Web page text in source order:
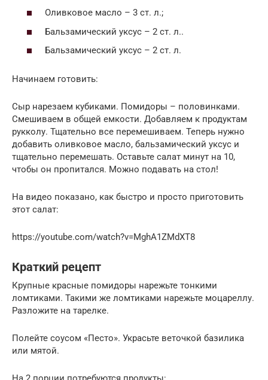
Оливковое масло – 3 ст. л.;
Бальзамический уксус – 2 ст. л..
Бальзамический уксус – 2 ст. л.
Начинаем готовить:
Сыр нарезаем кубиками. Помидоры – половинками.
Смешиваем в общей емкости. Добавляем к продуктам
рукколу. Тщательно все перемешиваем. Теперь нужно
добавить оливковое масло, бальзамический уксус и
тщательно перемешать. Оставьте салат минут на 10,
чтобы он пропитался. Можно подавать на стол!
На видео показано, как быстро и просто приготовить
этот салат:
https://youtube.com/watch?v=MghA1ZMdXT8
Краткий рецепт
Крупные красные помидоры нарежьте тонкими
ломтиками. Такими же ломтиками нарежьте моцареллу.
Разложите на тарелке.
Полейте соусом «Песто». Украсьте веточкой базилика
или мятой.